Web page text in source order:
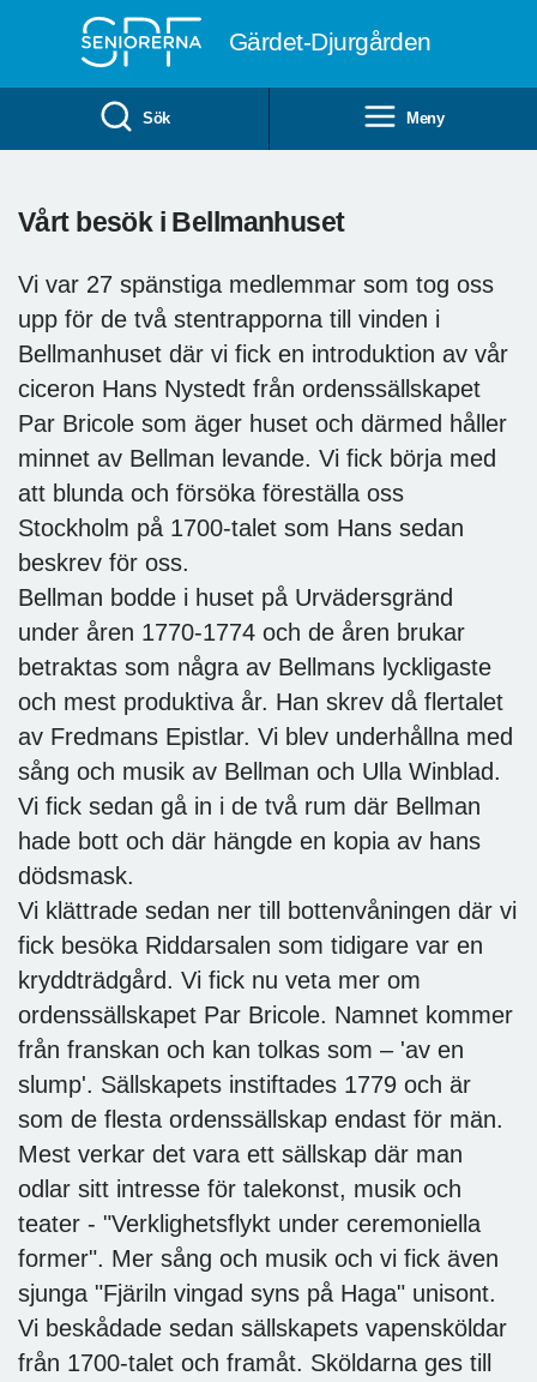
Gärdet-Djurgården
Sök Meny
Vårt besök i Bellmanhuset
Vi var 27 spänstiga medlemmar som tog oss
upp för de två stentrapporna till vinden i
Bellmanhuset där vi fick en introduktion av vår
ciceron Hans Nystedt från ordenssällskapet
Par Bricole som äger huset och därmed håller
minnet av Bellman levande. Vi fick börja med
att blunda och försöka föreställa oss
Stockholm på 1700-talet som Hans sedan
beskrev för oss.
Bellman bodde i huset på Urvädersgränd
under åren 1770-1774 och de åren brukar
betraktas som några av Bellmans lyckligaste
och mest produktiva år. Han skrev då flertalet
av Fredmans Epistlar. Vi blev underhållna med
sång och musik av Bellman och Ulla Winblad.
Vi fick sedan gå in i de två rum där Bellman
hade bott och där hängde en kopia av hans
dödsmask.
Vi klättrade sedan ner till bottenvåningen där vi
fick besöka Riddarsalen som tidigare var en
kryddträdgård. Vi fick nu veta mer om
ordenssällskapet Par Bricole. Namnet kommer
från franskan och kan tolkas som – 'av en
slump'. Sällskapets instiftades 1779 och är
som de flesta ordenssällskap endast för män.
Mest verkar det vara ett sällskap där man
odlar sitt intresse för talekonst, musik och
teater - "Verklighetsflykt under ceremoniella
former". Mer sång och musik och vi fick även
sjunga "Fjäriln vingad syns på Haga" unisont.
Vi beskådade sedan sällskapets vapensköldar
från 1700-talet och framåt. Sköldarna ges till